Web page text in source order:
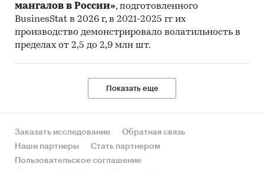
мангалов в России», подготовленного
BusinesStat в 2026 г, в 2021-2025 гг их
производство демонстрировало волатильность в
пределах от 2,5 до 2,9 млн шт.
Показать еще
Заказать исследование
Обратная связь
Наши партнеры
Стать партнером
Пользовательское соглашение